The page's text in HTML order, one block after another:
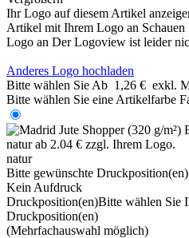
Ihr Logo auf diesem Artikel
Artikel mit Ihrem Logo an
Logo an Der Logoview ist leider
Anderes Logo hochladen
Bitte wählen Sie Ab 1,26 € exkl.
Bitte wählen Sie eine Artikelfarbe
natur
Bitte gewünschte
Kein Aufdruck
Druckposition(en)Bitte wählen Sie
Druckposition(en)
(Mehrfachauswahl möglich)